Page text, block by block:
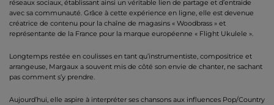
réseaux sociaux, établissant ainsi un véritable lien de partage et d’entraide
avec sa communauté. Grâce à cette expérience en ligne, elle est devenue
créatrice de contenu pour la chaîne de magasins « Woodbrass » et
représentante de la France pour la marque européenne « Flight Ukulele ».
Longtemps restée en coulisses en tant qu’instrumentiste, compositrice et
arrangeuse, Margaux a souvent mis de côté son envie de chanter, ne sachant
pas comment s’y prendre.
Aujourd’hui, elle aspire à interpréter ses chansons aux influences Pop/Country